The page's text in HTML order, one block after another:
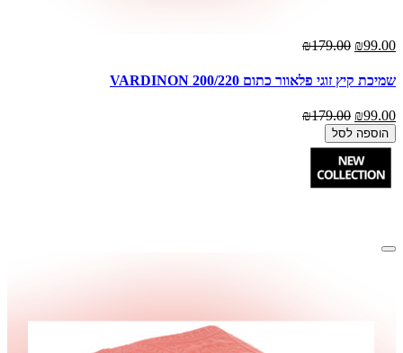
₪99.00
₪179.00
שמיכת קיץ זוגי פלאוור כתום 200/220 VARDINON
₪99.00
₪179.00
הוספה לסל